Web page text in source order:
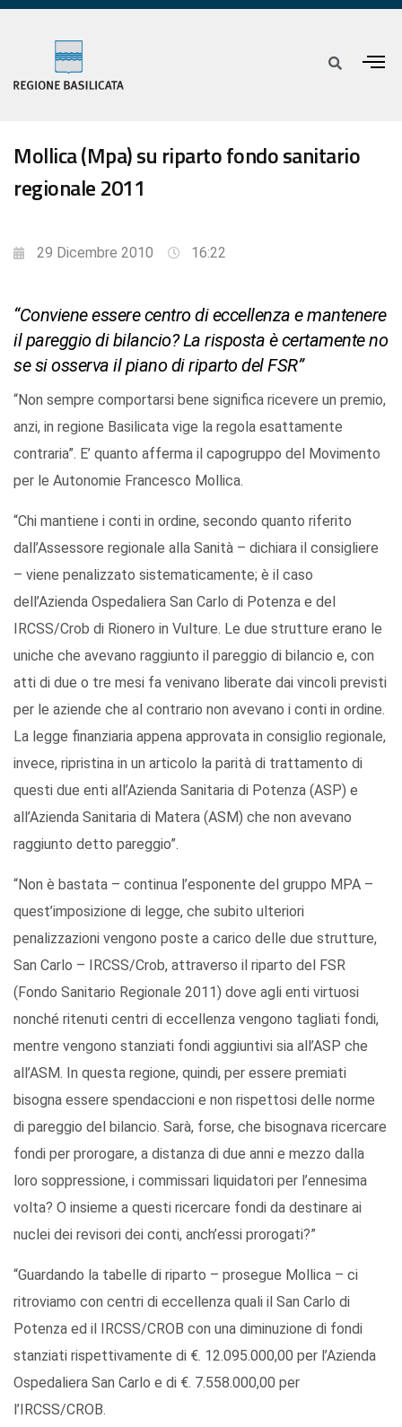
Mollica (Mpa) su riparto fondo sanitario
regionale 2011
29 Dicembre 2010 16:22
“Conviene essere centro di eccellenza e mantenere
il pareggio di bilancio? La risposta è certamente no
se si osserva il piano di riparto del FSR”
“Non sempre comportarsi bene significa ricevere un premio,
anzi, in regione Basilicata vige la regola esattamente
contraria”. E’ quanto afferma il capogruppo del Movimento
per le Autonomie Francesco Mollica.
“Chi mantiene i conti in ordine, secondo quanto riferito
dall’Assessore regionale alla Sanità – dichiara il consigliere
– viene penalizzato sistematicamente; è il caso
dell’Azienda Ospedaliera San Carlo di Potenza e del
IRCSS/Crob di Rionero in Vulture. Le due strutture erano le
uniche che avevano raggiunto il pareggio di bilancio e, con
atti di due o tre mesi fa venivano liberate dai vincoli previsti
per le aziende che al contrario non avevano i conti in ordine.
La legge finanziaria appena approvata in consiglio regionale,
invece, ripristina in un articolo la parità di trattamento di
questi due enti all’Azienda Sanitaria di Potenza (ASP) e
all’Azienda Sanitaria di Matera (ASM) che non avevano
raggiunto detto pareggio”.
“Non è bastata – continua l’esponente del gruppo MPA –
quest’imposizione di legge, che subito ulteriori
penalizzazioni vengono poste a carico delle due strutture,
San Carlo – IRCSS/Crob, attraverso il riparto del FSR
(Fondo Sanitario Regionale 2011) dove agli enti virtuosi
nonché ritenuti centri di eccellenza vengono tagliati fondi,
mentre vengono stanziati fondi aggiuntivi sia all’ASP che
all’ASM. In questa regione, quindi, per essere premiati
bisogna essere spendaccioni e non rispettosi delle norme
di pareggio del bilancio. Sarà, forse, che bisognava ricercare
fondi per prorogare, a distanza di due anni e mezzo dalla
loro soppressione, i commissari liquidatori per l’ennesima
volta? O insieme a questi ricercare fondi da destinare ai
nuclei dei revisori dei conti, anch’essi prorogati?”
“Guardando la tabelle di riparto – prosegue Mollica – ci
ritroviamo con centri di eccellenza quali il San Carlo di
Potenza ed il IRCSS/CROB con una diminuzione di fondi
stanziati rispettivamente di €. 12.095.000,00 per l’Azienda
Ospedaliera San Carlo e di €. 7.558.000,00 per
l’IRCSS/CROB.